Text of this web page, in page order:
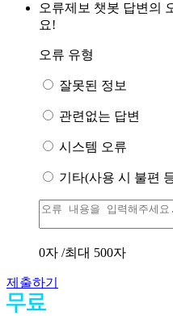
오류제보 챗봇 답변의
요!
오류 유형
잘못된 정보
관련없는 답변
시스템 오류
기타(사용 시 불편
0자 /최대 500자
제출하기